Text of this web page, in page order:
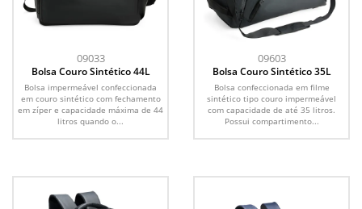
09033
Bolsa Couro Sintético 44L
Bolsa impermeável confeccionada
em couro sintético com fechamento
em zíper e capacidade máxima de 44
litros quando o...
09603
Bolsa Couro Sintético 35L
Bolsa confeccionada em filme
sintético tipo couro impermeável
com capacidade de até 35 litros.
Possui compartimento...